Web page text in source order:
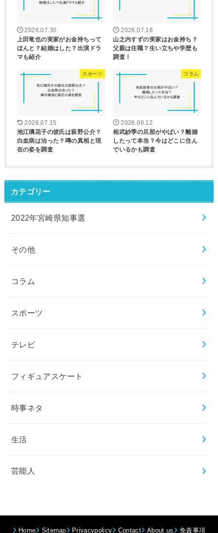
2026.07.30
上田竜也の実家がお金持ちって
ほんと？結婚はした？出演ドラ
マも紹介
2026.07.16
山之内すずの実家はお金持ち？
父親は住職？生い立ちや学歴も
調査！
スポーツ
2026.07.15
池江璃花子の彼氏は萩野公介？
白血病は治った？噂の真相と現
在の姿を調査
コラム
2026.06.12
相武紗季の旦那がやばい？離婚
したって本当？今はどこに住ん
でいるかも調査
カテゴリー
2022年宮崎県知事選
その他
コラム
スポーツ
テレビ
フィギュアスケート
時事ネタ
生活
芸能人
Home Sitemap Privacypolicy Contact About us 免責事項